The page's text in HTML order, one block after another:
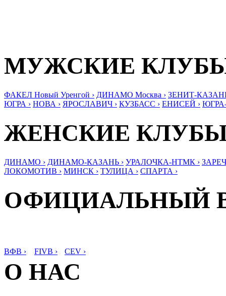
МУЖСКИЕ
ФАКЕЛ Новый Уренгой › ДИНАМО Москва › ЗЕНИТ-
ЮГРА › НОВА › ЯРОСЛАВИЧ › КУЗБАСС › ЕНИСЕЙ ›
ЖЕНСКИЕ
ДИНАМО › ДИНАМО-КАЗАНЬ › УРАЛОЧКА-НТМК ›
ЛОКОМОТИВ › МИНСК › ТУЛИЦА › СПАРТА ›
ОФИЦИАЛЬНЫЙ
ВФВ › FIVB › CEV ›
О НАС